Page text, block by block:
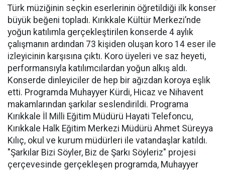
Türk müziğinin seçkin eserlerinin öğretildiği ilk konser
büyük beğeni topladı. Kırıkkale Kültür Merkezi’nde
yoğun katılımla gerçekleştirilen konserde 4 aylık
çalışmanın ardından 73 kişiden oluşan koro 14 eser ile
izleyicinin karşısına çıktı. Koro üyeleri ve saz heyeti,
performansıyla katılımcılardan yoğun alkış aldı.
Konserde dinleyiciler de hep bir ağızdan koroya eşlik
etti. Programda Muhayyer Kürdi, Hicaz ve Nihavent
makamlarından şarkılar seslendirildi. Programa
Kırıkkale İl Milli Eğitim Müdürü Hayati Telefoncu,
Kırıkkale Halk Eğitim Merkezi Müdürü Ahmet Süreyya
Kılıç, okul ve kurum müdürleri ile vatandaşlar katıldı.
"Şarkılar Bizi Söyler, Biz de Şarkı Söyleriz" projesi
çerçevesinde gerçekleşen programda, Muhayyer